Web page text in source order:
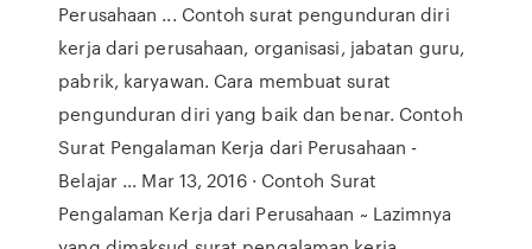
Perusahaan ... Contoh surat pengunduran diri
kerja dari perusahaan, organisasi, jabatan guru,
pabrik, karyawan. Cara membuat surat
pengunduran diri yang baik dan benar. Contoh
Surat Pengalaman Kerja dari Perusahaan -
Belajar ... Mar 13, 2016 · Contoh Surat
Pengalaman Kerja dari Perusahaan ~ Lazimnya